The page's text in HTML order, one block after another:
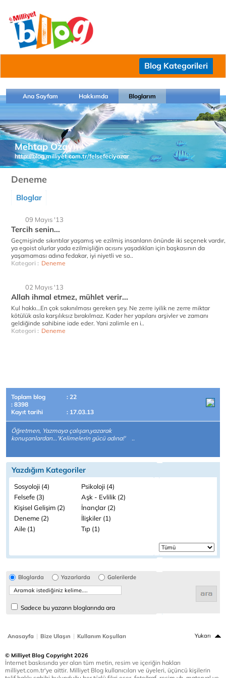
Blog Kategorileri
Ana Sayfam Hakkımda Bloglarım
Mehtap Özay
http://blog.milliyet.com.tr/felsefeciyazar
Deneme
Bloglar
09 Mayıs '13
Tercih senin...
Geçmişinde sıkıntılar yaşamış ve ezilmiş insanların önünde iki seçenek vardır,
ya egoist olurlar yada ezilmişliğin acısını yaşadıkları için başkasının da
yaşamaması adına fedakar, iyi niyetli ve so..
Kategori : Deneme
02 Mayıs '13
Allah ihmal etmez, mühlet verir...
Kul hakkı…En çok sakınılması gereken şey. Ne zerre iyilik ne zerre miktar
kötülük asla karşılıksız bırakılmaz. Kader her yapılanı arşivler ve zamanı
geldiğinde sahibine iade eder. Yani zalimle en i..
Kategori : Deneme
Toplam blog
: 22
: 8398
Kayıt tarihi
: 17.03.13
Öğretmen, Yazmaya çalışan,yazarak
konuşanlardan...'Kelimelerin gücü adına!' ..
Yazdığım Kategoriler
Sosyoloji (4)
Psikoloji (4)
Felsefe (3)
Aşk - Evlilik (2)
Kişisel Gelişim (2)
İnançlar (2)
Deneme (2)
İlişkiler (1)
Aile (1)
Tıp (1)
Bloglarda Yazarlarda Galerilerde
Sadece bu yazarın bloglarında ara
Anasayfa | Bize Ulaşın | Kullanım Koşulları Yukarı
© Milliyet Blog Copyright 2026
İnternet baskısında yer alan tüm metin, resim ve içeriğin hakları
milliyet.com.tr'ye aittir. Milliyet Blog kullanıcıları ve üyeleri, üçüncü kişilerin